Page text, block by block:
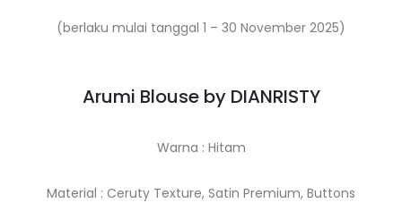
(berlaku mulai tanggal 1 – 30 November 2025)
Arumi Blouse by DIANRISTY
Warna : Hitam
Material : Ceruty Texture, Satin Premium, Buttons